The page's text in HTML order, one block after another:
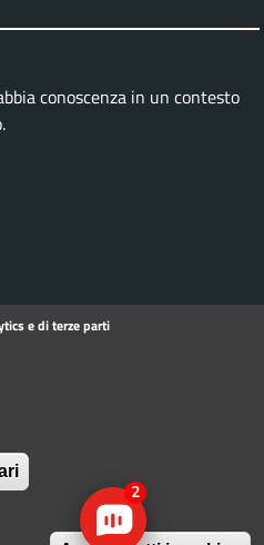
conoscenza in un contesto
riservati.
e di terze parti
2